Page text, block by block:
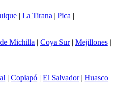
| La Tirana | Pica |
Michilla | Coya Sur| Mejillones |
| Copiapó | El Salvador| Huasco